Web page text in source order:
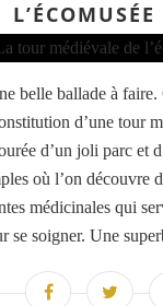
L’ÉCOMUSÉE
belle ballade à
d’une tour
d’un joli parc et
où l’on découvre
médicinales qui
se soigner. Une